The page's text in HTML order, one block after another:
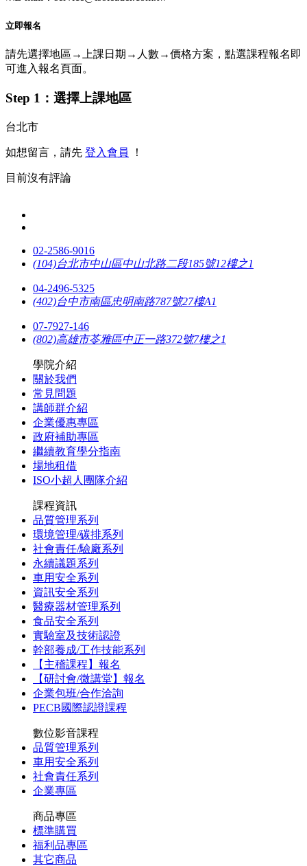
立即報名
請先選擇地區→上課日期→人數→價格方案，點選課程報名即
可進入報名頁面。
Step 1：選擇上課地區
台北市
如想留言，請先 登入會員 ！
目前沒有評論
02-2586-9016
(104)台北市中山區中山北路二段185號12樓之1
04-2496-5325
(402)台中市南區忠明南路787號27樓A1
07-7927-146
(802)高雄市苓雅區中正一路372號7樓之1
學院介紹
關於我們
常見問題
講師群介紹
企業優惠專區
政府補助專區
繼續教育學分指南
場地租借
ISO小超人團隊介紹
課程資訊
品質管理系列
環境管理/碳排系列
社會責任/驗廠系列
永續議題系列
車用安全系列
資訊安全系列
醫療器材管理系列
食品安全系列
實驗室及技術認證
幹部養成/工作技能系列
【主稽課程】報名
【研討會/微講堂】報名
企業包班/合作洽詢
PECB國際認證課程
數位影音課程
品質管理系列
車用安全系列
社會責任系列
企業專區
商品專區
標準購買
福利品專區
其它商品